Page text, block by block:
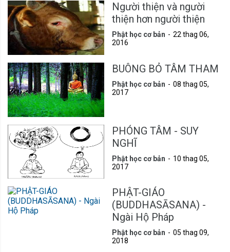
Người thiện và người
thiện hơn người thiện
Phật học cơ bản
22 thag 06,
2016
BUÔNG BỎ TÂM THAM
Phật học cơ bản
08 thag 05,
2017
PHÓNG TÂM - SUY
NGHĨ
Phật học cơ bản
10 thag 05,
2017
PHẬT-GIÁO
(BUDDHASĀSANA) -
Ngài Hộ Pháp
Phật học cơ bản
05 thag 09,
2018